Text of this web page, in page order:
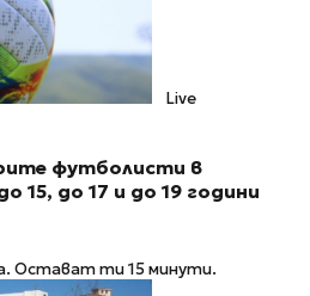
Live
футболисти в
15, до 17 и до 19 години
Остават ти 15 минути.